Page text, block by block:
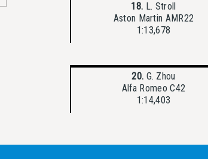
18. L. Stroll
Aston Martin AMR22
1:13,678
20. G. Zhou
Alfa Romeo C42
1:14,403